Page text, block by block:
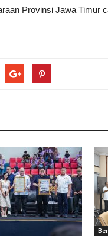
Provinsi Jawa Timur